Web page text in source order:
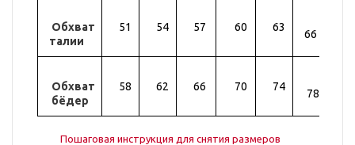
Обхват
талии
51 54 57 60 63
66
Обхват
бёдер
58 62 66 70 74
78
Пошаговая инструкция для снятия размеров